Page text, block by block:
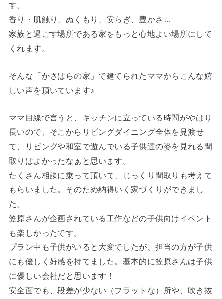
す。
香り・肌触り、ぬくもり、安らぎ、豊かさ…
家族と過ごす場所である家をもっと心地よい場所にして
くれます。
そんな「かさはらの家」で建てられたママからこんな嬉
しい声を頂いています♪
ママ目線で言うと、キッチンに立っている時間がやはり
長いので、そこからリビングダイニング全体を見渡せ
て、リビングや和室で遊んでいる子供達の姿を見れる間
取りはよかったなぁと思います。
たくさん相談に乗って頂いて、じっくり間取りも考えて
もらいました。そのため納得いく家づくりができまし
た。
笠原さんが企画されている工作などの子供向けイベント
も楽しかったです。
プラン中も子供がいると大変でしたが、担当の方が子供
にも優しく好感を持てました。基本的に笠原さんは子供
に優しい会社だと思います！
安全面でも、段差が少ない（フラットな）所や、吹き抜